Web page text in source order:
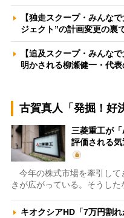
【独走スクープ・みんな
ジェクト”の計画変更の裏
【追及スクープ・みんな
明かされる柳瀬健一・代
古賀真人「発掘！好
三菱重工が
評価される
今年の株式市場を牽引して
きが広がっている。そうした
キオクシアHD「7万円割